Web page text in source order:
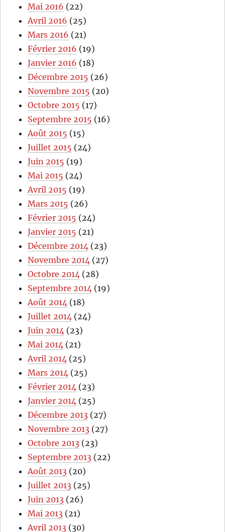
Mai 2016 (22)
Avril 2016 (25)
Mars 2016 (21)
Février 2016 (19)
Janvier 2016 (18)
Décembre 2015 (26)
Novembre 2015 (20)
Octobre 2015 (17)
Septembre 2015 (16)
Août 2015 (15)
Juillet 2015 (24)
Juin 2015 (19)
Mai 2015 (24)
Avril 2015 (19)
Mars 2015 (26)
Février 2015 (24)
Janvier 2015 (21)
Décembre 2014 (23)
Novembre 2014 (27)
Octobre 2014 (28)
Septembre 2014 (19)
Août 2014 (18)
Juillet 2014 (24)
Juin 2014 (23)
Mai 2014 (21)
Avril 2014 (25)
Mars 2014 (25)
Février 2014 (23)
Janvier 2014 (25)
Décembre 2013 (27)
Novembre 2013 (27)
Octobre 2013 (23)
Septembre 2013 (22)
Août 2013 (20)
Juillet 2013 (25)
Juin 2013 (26)
Mai 2013 (21)
Avril 2013 (30)